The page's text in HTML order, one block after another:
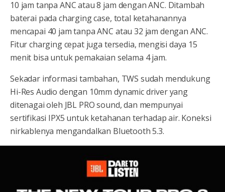
10 jam tanpa ANC atau 8 jam dengan ANC. Ditambah
baterai pada charging case, total ketahanannya
mencapai 40 jam tanpa ANC atau 32 jam dengan ANC.
Fitur charging cepat juga tersedia, mengisi daya 15
menit bisa untuk pemakaian selama 4 jam.
Sekadar informasi tambahan, TWS sudah mendukung
Hi-Res Audio dengan 10mm dynamic driver yang
ditenagai oleh JBL PRO sound, dan mempunyai
sertifikasi IPX5 untuk ketahanan terhadap air. Koneksi
nirkablenya mengandalkan Bluetooth 5.3.